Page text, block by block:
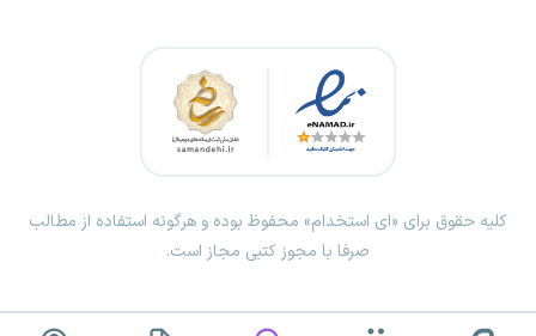
کلیه حقوق برای «ای استخدام» محفوظ بوده و هرگونه استفاده از مطالب
صرفا با مجوز کتبی مجاز است.